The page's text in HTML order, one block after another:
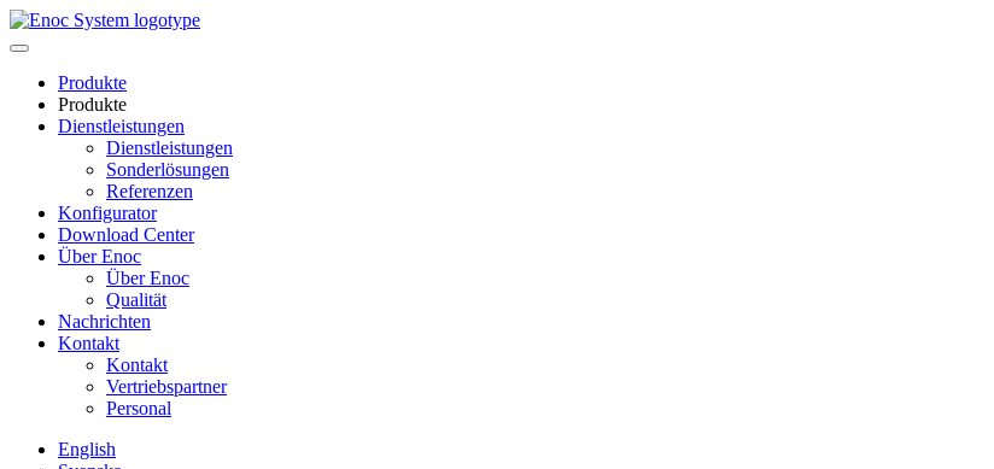
Skip
to
Produkte
Produkte
Dienstleistungen
Dienstleistungen
Sonderlösungen
Referenzen
Konfigurator
Download Center
Über Enoc
Über Enoc
Qualität
Nachrichten
Kontakt
Kontakt
Vertriebspartner
Personal
English